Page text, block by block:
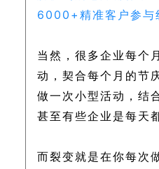
6000+精准客户参与
当然，很多企业每个
动，契合每个月的节
做一次小型活动，结
甚至有些企业是每天
而裂变就是在你每次